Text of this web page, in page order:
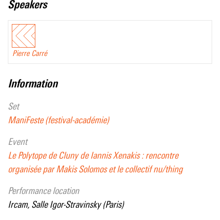
speakers
Pierre Carré
information
set
ManiFeste (festival-académie)
event
Le Polytope de Cluny de Iannis Xenakis : rencontre
organisée par Makis Solomos et le collectif nu/thing
performance location
Ircam, Salle Igor-Stravinsky (Paris)